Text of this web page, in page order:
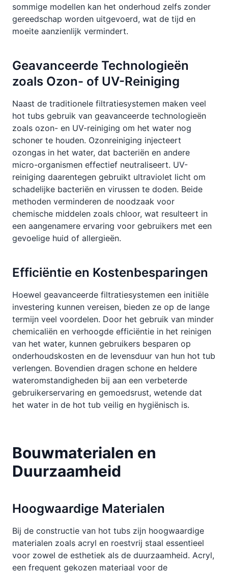
sommige modellen kan het onderhoud zelfs zonder
gereedschap worden uitgevoerd, wat de tijd en
moeite aanzienlijk vermindert.
Geavanceerde Technologieën
zoals Ozon- of UV-Reiniging
Naast de traditionele filtratiesystemen maken veel
hot tubs gebruik van geavanceerde technologieën
zoals ozon- en UV-reiniging om het water nog
schoner te houden. Ozonreiniging injecteert
ozongas in het water, dat bacteriën en andere
micro-organismen effectief neutraliseert. UV-
reiniging daarentegen gebruikt ultraviolet licht om
schadelijke bacteriën en virussen te doden. Beide
methoden verminderen de noodzaak voor
chemische middelen zoals chloor, wat resulteert in
een aangenamere ervaring voor gebruikers met een
gevoelige huid of allergieën.
Efficiëntie en Kostenbesparingen
Hoewel geavanceerde filtratiesystemen een initiële
investering kunnen vereisen, bieden ze op de lange
termijn veel voordelen. Door het gebruik van minder
chemicaliën en verhoogde efficiëntie in het reinigen
van het water, kunnen gebruikers besparen op
onderhoudskosten en de levensduur van hun hot tub
verlengen. Bovendien dragen schone en heldere
wateromstandigheden bij aan een verbeterde
gebruikerservaring en gemoedsrust, wetende dat
het water in de hot tub veilig en hygiënisch is.
Bouwmaterialen en
Duurzaamheid
Hoogwaardige Materialen
Bij de constructie van hot tubs zijn hoogwaardige
materialen zoals acryl en roestvrij staal essentieel
voor zowel de esthetiek als de duurzaamheid. Acryl,
een frequent gekozen materiaal voor de